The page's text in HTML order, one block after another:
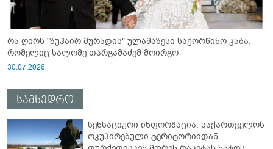
რა ღირს "ზუჰაირ მურადის" ულამაზესი საქორწინო კაბა,
რომელიც სალომე თარგამაძემ მოირგო
30.07.2026
სამხედრო
სენსაციური ინფორმაცია: საქართველოს
ოკუპირებული ტერიტორიიდან